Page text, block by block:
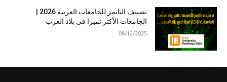
الجامعات الأكثر تميزا في بلاد العرب
08/12/2025